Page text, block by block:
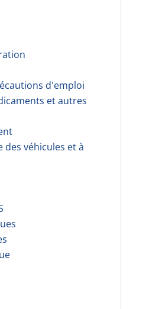
d'emploi
et autres
véhicules et à